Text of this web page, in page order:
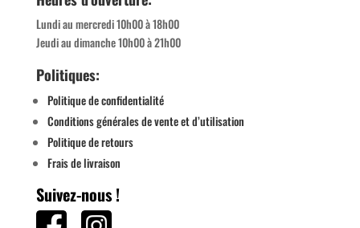
Lundi au mercredi 10h00 à 18h00
Jeudi au dimanche 10h00 à 21h00
Politiques:
Politique de confidentialité
Conditions générales de vente et d’utilisation
Politique de retours
Frais de livraison
Suivez-nous !